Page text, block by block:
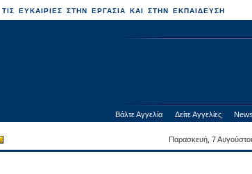
ΕΥΚΑΙΡΙΕΣ ΣΤΗΝ ΕΡΓΑΣΙΑ ΚΑΙ ΣΤΗΝ ΕΚΠΑΙΔΕΥΣΗ
Βάλτε Αγγελία Δείτε Αγγελίες
Παρασκευή, 7